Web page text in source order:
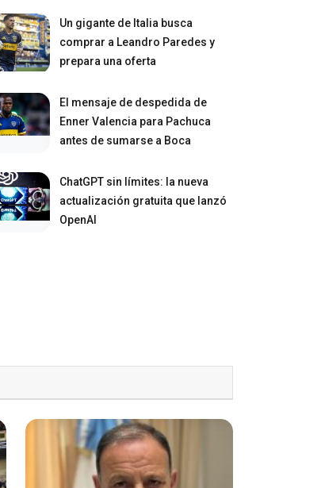
Un gigante de Italia busca
comprar a Leandro Paredes y
prepara una oferta
El mensaje de despedida de
Enner Valencia para Pachuca
antes de sumarse a Boca
ChatGPT sin límites: la nueva
actualización gratuita que lanzó
OpenAI